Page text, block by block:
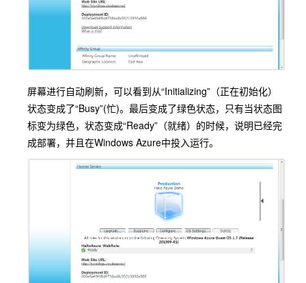
屏幕进行自动刷新，可以看到从“Initializing”（正在初始化）
状态变成了“Busy”(忙)。最后变成了绿色状态，只有当状态图
标变为绿色，状态变成“Ready”（就绪）的时候，说明已经完
成部署，并且在Windows Azure中投入运行。